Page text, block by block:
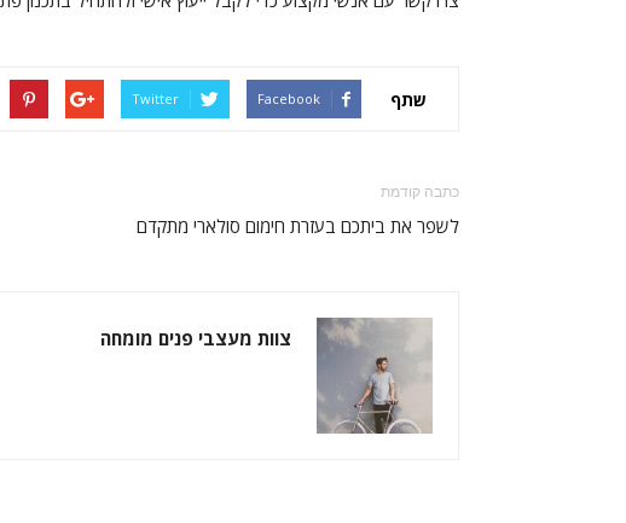
שתף Facebook
Twitter
כתבה קודמת
לשפר את ביתכם בעזרת חימום סולארי מתקדם
צוות מעצבי פנים מומחה